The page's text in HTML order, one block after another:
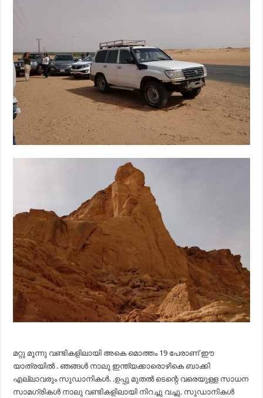
മറ്റു മൂന്നു വണ്ടികളിലായി അകെ മൊത്തം 19 പേരാണ് ഈ
യാത്രയിൽ . ഞങ്ങൾ നാലു ഇന്ത്യക്കാരൊഴികെ ബാക്കി
എല്ലാവരും സുഡാനികൾ. .ഉപ്പു മുതൽ ടെന്റെ വരെയുള്ള സാധന
സാമഗ്രികൾ നാലു വണ്ടികളിലായി നിറച്ചു വച്ചു. സുഡാനികൾ